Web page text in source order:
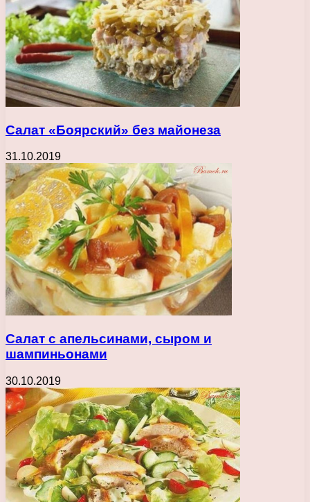
Салат «Боярский» без майонеза
31.10.2019
Салат с апельсинами, сыром и
шампиньонами
30.10.2019